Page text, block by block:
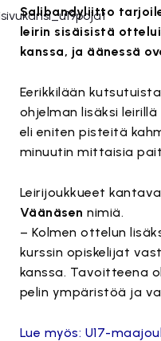
Salibandyliitto
leirin sisäisistä
kanssa, ja äänessä
Eerikkilään
ohjelman lisäksi
eli eniten pisteitä
minuutin mittaisia
Leirijoukkueet
Väänäsen nimiä.
– Kolmen ottelun
kurssin opiskelijat
kanssa. Tavoitteena
pelin ympäristöä ja
Lue myös: U17-